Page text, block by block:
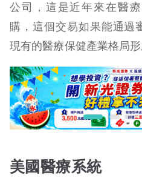
公司，這是近年來在醫
購，這個交易如果能通過
現有的醫療保健產業格局形
美國醫療系統